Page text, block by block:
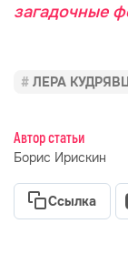
загадочные
ЛЕРА
Автор статьи
Борис Ирискин
Ссылка